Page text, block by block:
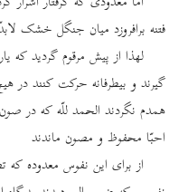
فتنه برافروزد میان جنگل خشک
لهذا از پیش مرقوم گردید که
گیرند و بیطرفانه حرکت کنند
همدم نگردند الحمد للّه که در
احبّا محفوظ و مصون ماندند
از برای این نفوس معدوده